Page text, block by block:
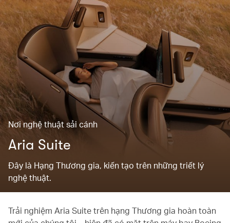
Nơi nghệ thuật sải cánh
Aria Suite
Đây là Hạng Thương gia, kiến tạo trên những triết lý
nghệ thuật.
Trải nghiệm Aria Suite trên hạng Thương gia hoàn toàn